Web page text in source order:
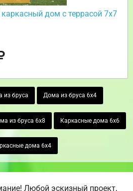
дом с террасой 7х7
из бруса Дома из бруса 6х4
из бруса 6х8 Каркасные дома 6х6
дома 6х4
Любой эскизный проект,